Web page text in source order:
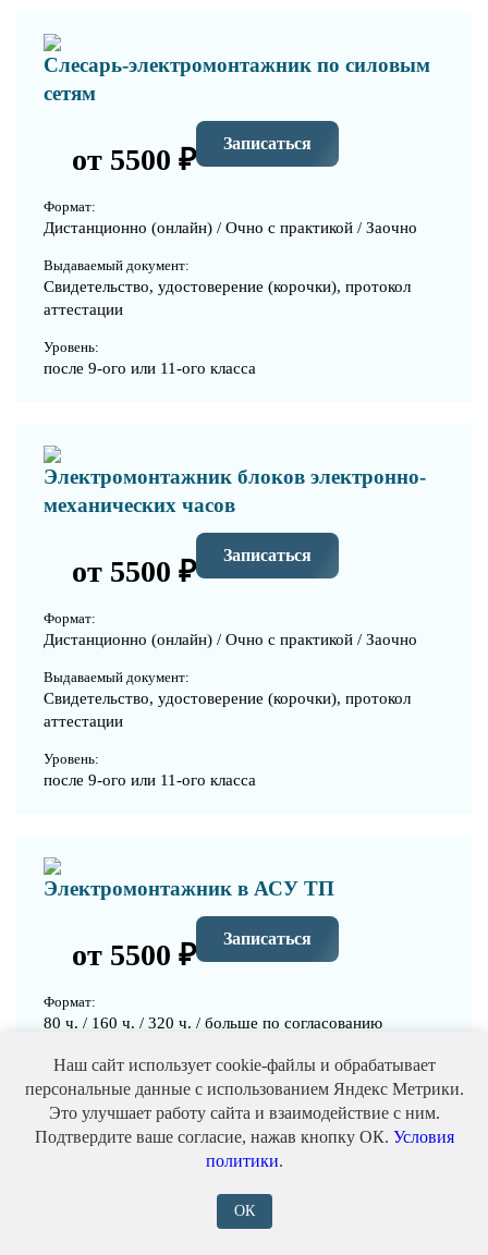
Слесарь-электромонтажник по силовым
сетям
от 5500 ₽ Записаться
Формат:
Дистанционно (онлайн) / Очно с практикой / Заочно
Выдаваемый документ:
Свидетельство, удостоверение (корочки), протокол
аттестации
Уровень:
после 9-ого или 11-ого класса
Электромонтажник блоков электронно-
механических часов
от 5500 ₽ Записаться
Формат:
Дистанционно (онлайн) / Очно с практикой / Заочно
Выдаваемый документ:
Свидетельство, удостоверение (корочки), протокол
аттестации
Уровень:
после 9-ого или 11-ого класса
Электромонтажник в АСУ ТП
от 5500 ₽ Записаться
Формат:
80 ч. / 160 ч. / 320 ч. / больше по согласованию
Выдаваемый документ:
Свидетельство, удостоверение (корочки), протокол
аттестации
Уровень:
после 9-ого или 11-ого класса
Наш сайт использует cookie-файлы и обрабатывает
персональные данные с использованием Яндекс Метрики.
Это улучшает работу сайта и взаимодействие с ним.
Подтвердите ваше согласие, нажав кнопку ОК. Условия
политики.
ОК